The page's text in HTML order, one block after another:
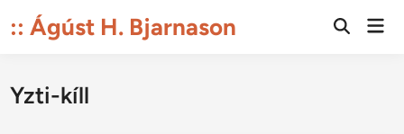
to:: Ágúst H. Bjarnason
Open
Yzti-kíll